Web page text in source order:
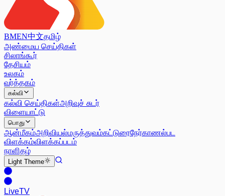
BMEN中文தமிழ்
அண்மைய செய்திகள்
சிலாங்கூர்
தேசியம்
உலகம்
வர்த்தகம்
கல்வி
கல்வி செய்திகள்அறிவுச் சுடர்
விளையாட்டு
பொது
ஆன்மீகம்அறிவியல்மருத்துவம்கட்டுரைநேர்காணல்பட
விளக்கம்விளக்கப்படம்
நாளிதழ்
Light Theme
LiveTV